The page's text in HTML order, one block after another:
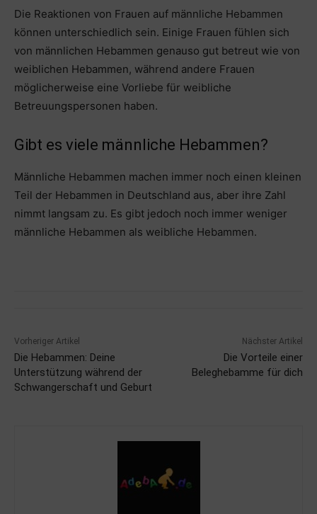
Die Reaktionen von Frauen auf männliche Hebammen
können unterschiedlich sein. Einige Frauen fühlen sich
von männlichen Hebammen genauso gut betreut wie von
weiblichen Hebammen, während andere Frauen
möglicherweise eine Vorliebe für weibliche
Betreuungspersonen haben.
Gibt es viele männliche Hebammen?
Männliche Hebammen machen immer noch einen kleinen
Teil der Hebammen in Deutschland aus, aber ihre Zahl
nimmt langsam zu. Es gibt jedoch noch immer weniger
männliche Hebammen als weibliche Hebammen.
Vorheriger Artikel
Die Hebammen: Deine
Unterstützung während der
Schwangerschaft und Geburt
Nächster Artikel
Die Vorteile einer
Beleghebamme für dich